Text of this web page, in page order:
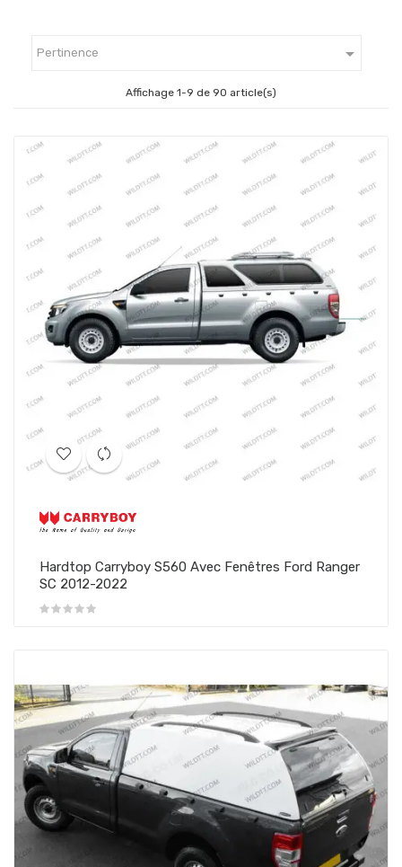
Pertinence 
Affichage 1-9 de 90 article(s)
Hardtop Carryboy S560 Avec Fenêtres Ford Ranger
SC 2012-2022